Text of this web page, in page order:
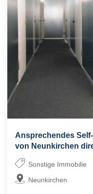
Ansprechendes
von Neunkirchen
Sonstige Immobilie
Neunkirchen